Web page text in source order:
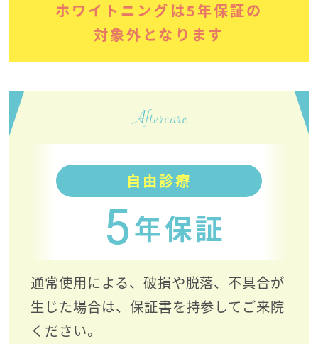
ホワイトニングは5年保証の
対象外となります
自由診療
5年保証
通常使用による、破損や脱落、不具合が
生じた場合は、保証書を持参してご来院
ください。